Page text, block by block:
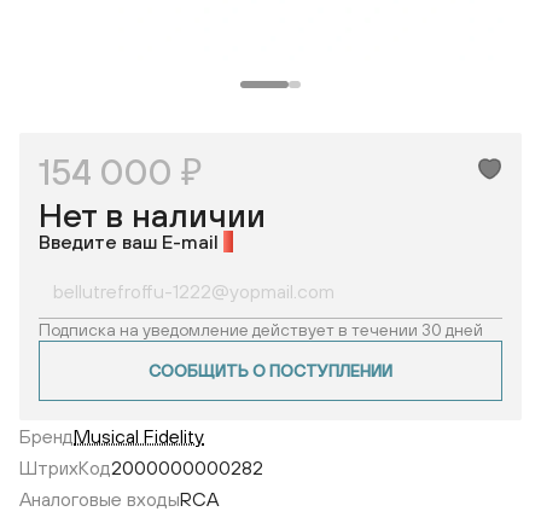
154 000 ₽
Нет в наличии
Введите ваш E-mail
Подписка на уведомление действует в течении 30 дней
СООБЩИТЬ О ПОСТУПЛЕНИИ
БрендMusical Fidelity
ШтрихКод2000000000282
Аналоговые входыRCA